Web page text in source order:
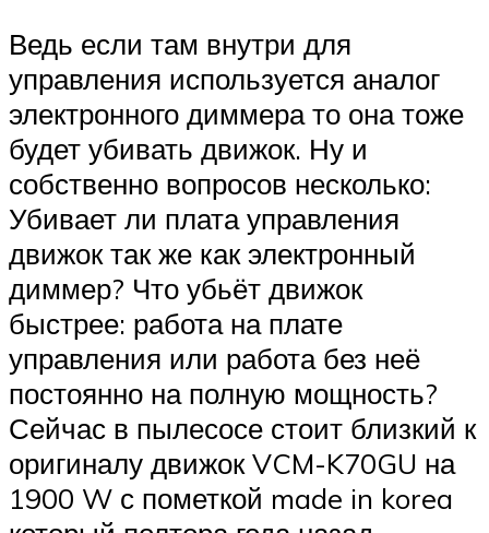
Ведь если там внутри для
управления используется аналог
электронного диммера то она тоже
будет убивать движок. Ну и
собственно вопросов несколько:
Убивает ли плата управления
движок так же как электронный
диммер? Что убьёт движок
быстрее: работа на плате
управления или работа без неё
постоянно на полную мощность?
Сейчас в пылесосе стоит близкий к
оригиналу движок VCM-K70GU на
1900 W с пометкой made in korea